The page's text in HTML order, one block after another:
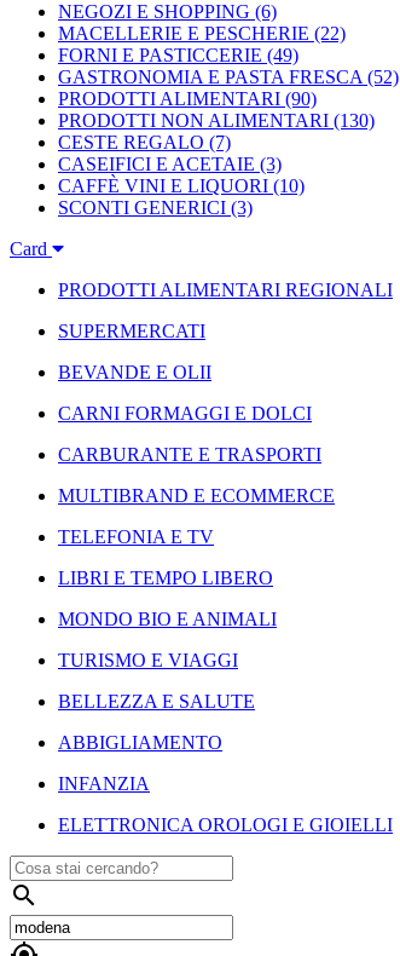
NEGOZI E SHOPPING (6)
MACELLERIE E PESCHERIE (22)
FORNI E PASTICCERIE (49)
GASTRONOMIA E PASTA FRESCA (52)
PRODOTTI ALIMENTARI (90)
PRODOTTI NON ALIMENTARI (130)
CESTE REGALO (7)
CASEIFICI E ACETAIE (3)
CAFFÈ VINI E LIQUORI (10)
SCONTI GENERICI (3)
Card
PRODOTTI ALIMENTARI REGIONALI
SUPERMERCATI
BEVANDE E OLII
CARNI FORMAGGI E DOLCI
CARBURANTE E TRASPORTI
MULTIBRAND E ECOMMERCE
TELEFONIA E TV
LIBRI E TEMPO LIBERO
MONDO BIO E ANIMALI
TURISMO E VIAGGI
BELLEZZA E SALUTE
ABBIGLIAMENTO
INFANZIA
ELETTRONICA OROLOGI E GIOIELLI
